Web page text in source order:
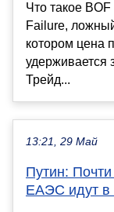
Что такое
Failure,
котором цена
удерживается
Трейд...
13:21, 29 Май
Путин:
ЕАЭС идут в